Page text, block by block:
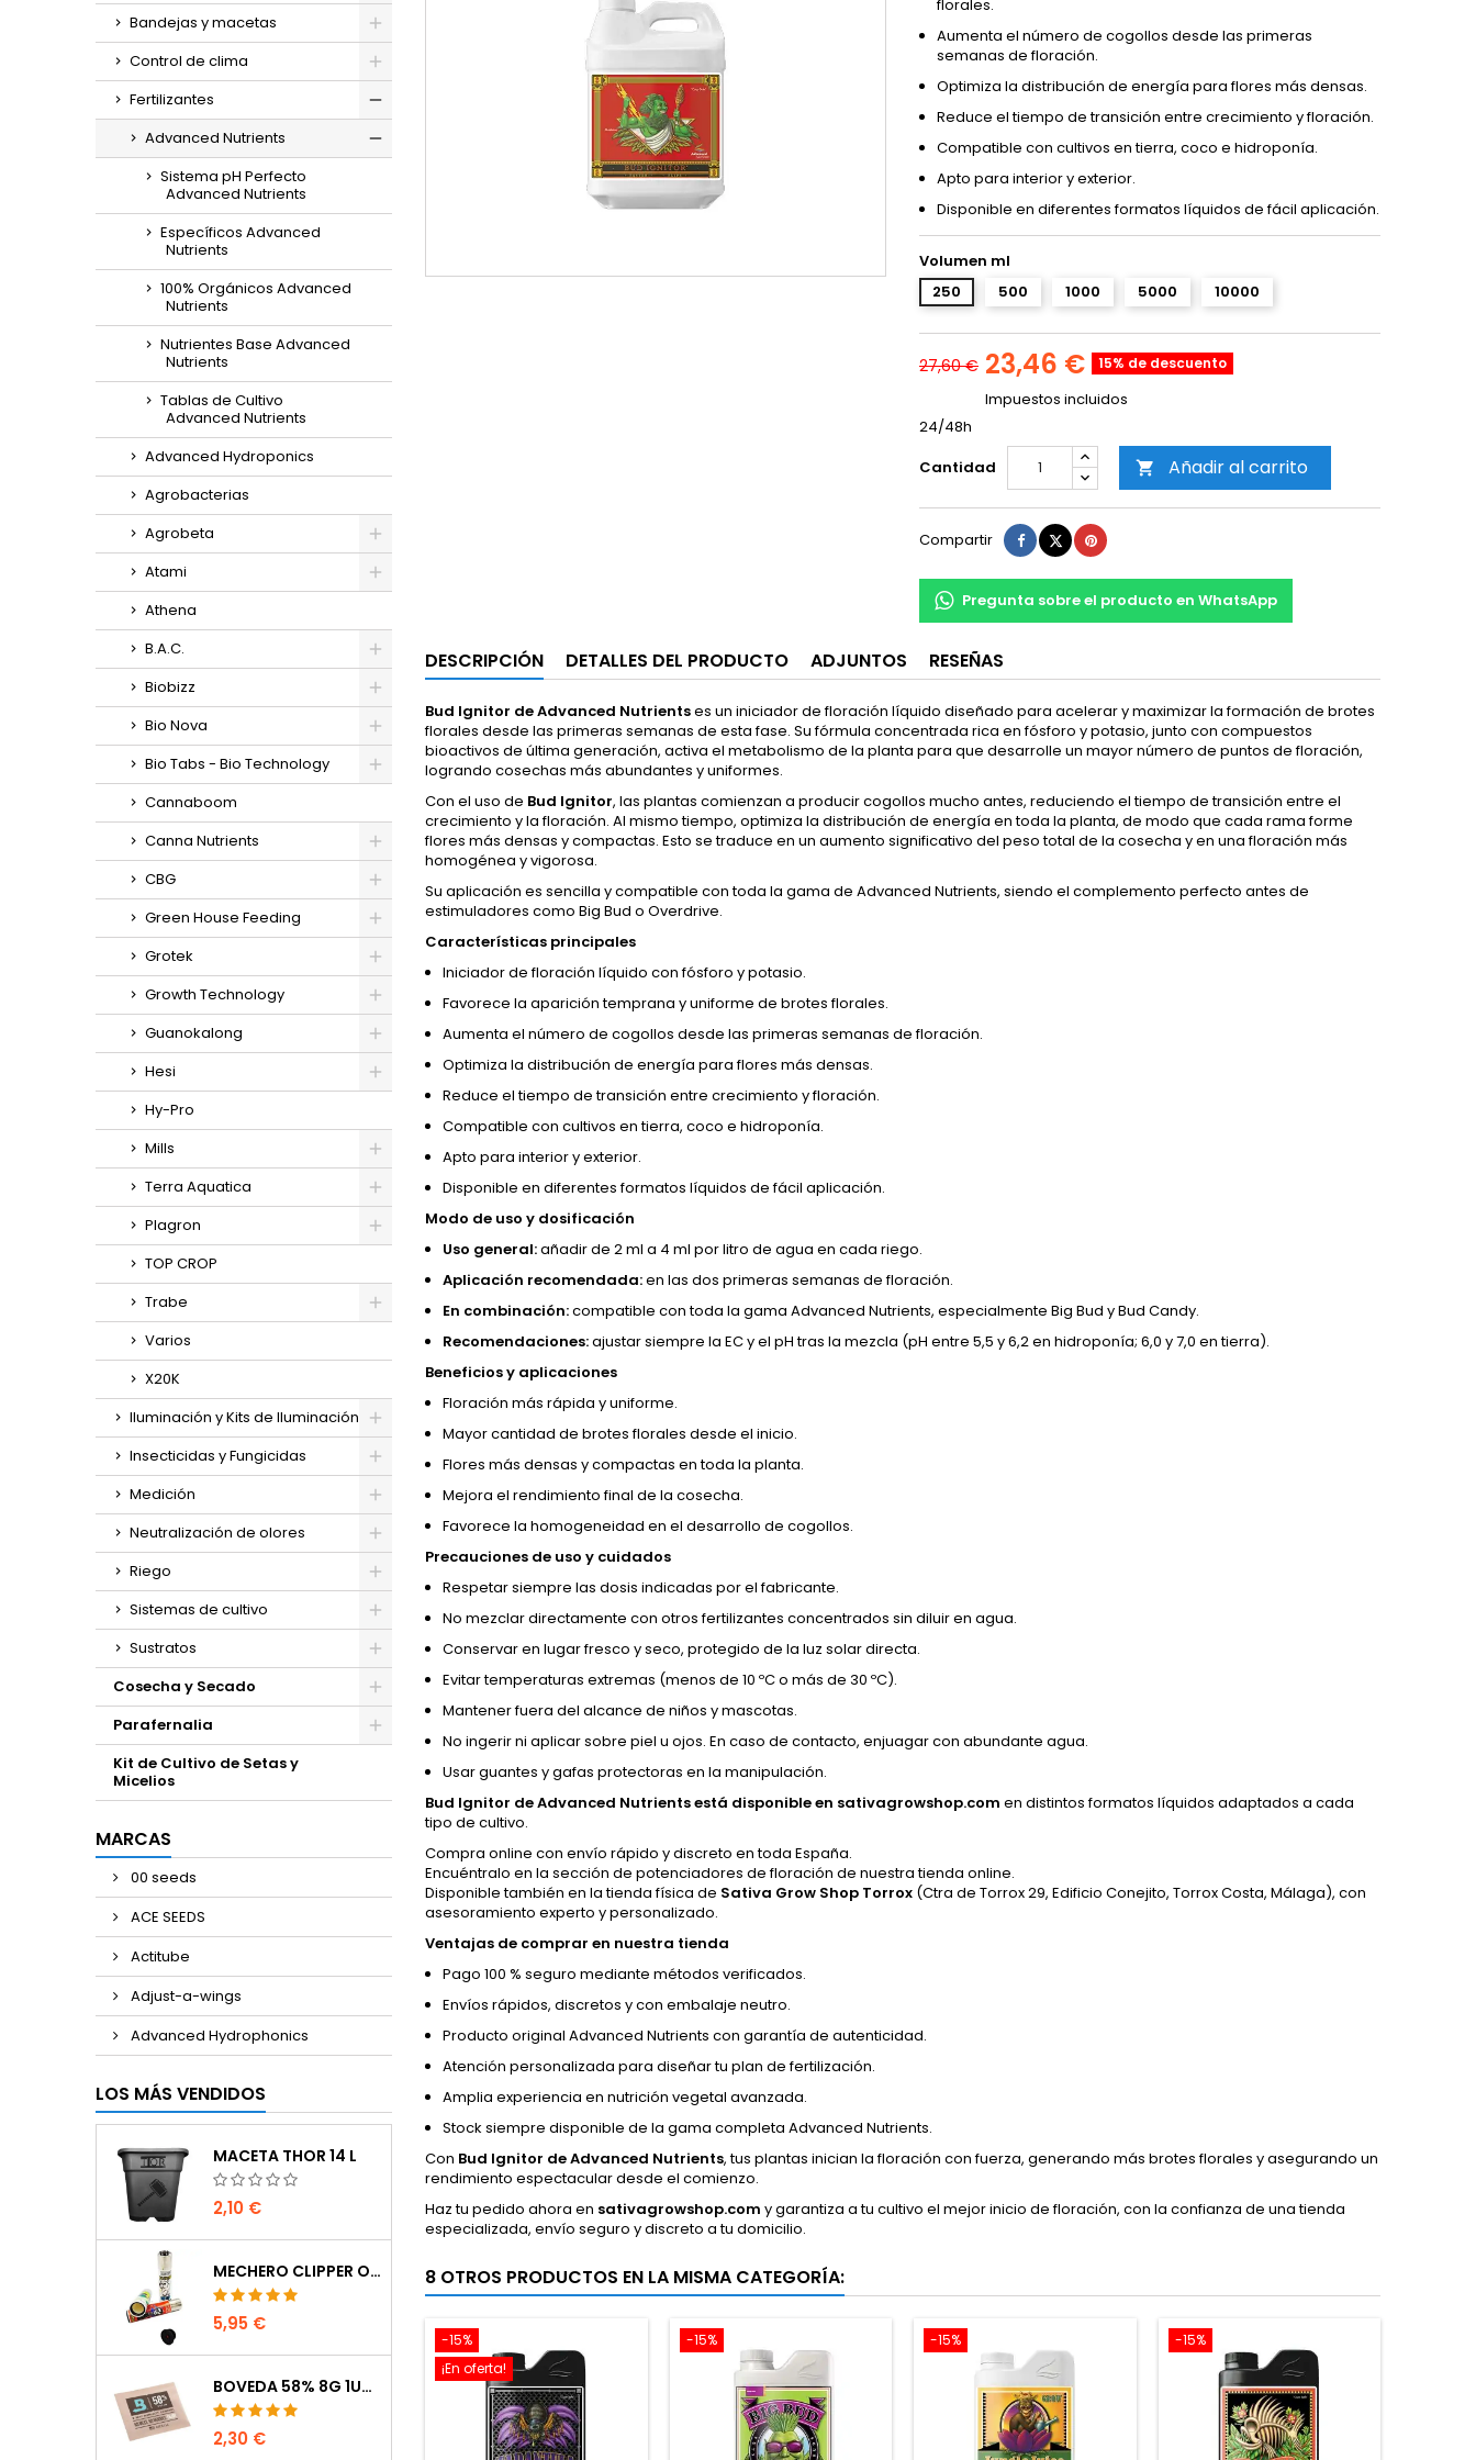
Bandejas y macetas
Control de clima
Fertilizantes
Advanced Nutrients
Sistema pH Perfecto
Advanced Nutrients
Específicos Advanced
Nutrients
100% Orgánicos Advanced
Nutrients
Nutrientes Base Advanced
Nutrients
Tablas de Cultivo
Advanced Nutrients
Advanced Hydroponics
Agrobacterias
Agrobeta
Atami
Athena
B.A.C.
Biobizz
Bio Nova
Bio Tabs - Bio Technology
Cannaboom
Canna Nutrients
CBG
Green House Feeding
Grotek
Growth Technology
Guanokalong
Hesi
Hy-Pro
Mills
Terra Aquatica
Plagron
TOP CROP
Trabe
Varios
X20K
Iluminación y Kits de Iluminación
Insecticidas y Fungicidas
Medición
Neutralización de olores
Riego
Sistemas de cultivo
Sustratos
Cosecha y Secado
Parafernalia
Kit de Cultivo de Setas y
Micelios
MARCAS
00 seeds
ACE SEEDS
Actitube
Adjust-a-wings
Advanced Hydrophonics
LOS MÁS VENDIDOS
MACETA THOR 14 L
2,10 €
MECHERO CLIPPER OCULTACIÓN
5,95 €
BOVEDA 58% 8G 1UDS
2,30 €
florales.
Aumenta el número de cogollos desde las primeras
semanas de floración.
Optimiza la distribución de energía para flores más densas.
Reduce el tiempo de transición entre crecimiento y floración.
Compatible con cultivos en tierra, coco e hidroponía.
Apto para interior y exterior.
Disponible en diferentes formatos líquidos de fácil aplicación.
Volumen ml
250
500 1000 5000 10000
27,60 € 23,46 € 15% de descuento
Impuestos incluidos
24/48h
Cantidad
 Añadir al carrito
Compartir Compartir
TuitearPinterest
Pregunta sobre el producto en WhatsApp
DESCRIPCIÓN DETALLES DEL PRODUCTO ADJUNTOS RESEÑAS
Bud Ignitor de Advanced Nutrientses un iniciador de floración líquido diseñado para acelerar y maximizar la formación de brotes
florales desde las primeras semanas de esta fase. Su fórmula concentrada rica en fósforo y potasio, junto con compuestos
bioactivos de última generación, activa el metabolismo de la planta para que desarrolle un mayor número de puntos de floración,
logrando cosechas más abundantes y uniformes.
Con el uso de Bud Ignitor, las plantas comienzan a producir cogollos mucho antes, reduciendo el tiempo de transición entre el
crecimiento y la floración. Al mismo tiempo, optimiza la distribución de energía en toda la planta, de modo que cada rama forme
flores más densas y compactas. Esto se traduce en un aumento significativo del peso total de la cosecha y en una floración más
homogénea y vigorosa.
Su aplicación es sencilla y compatible con toda la gama de Advanced Nutrients, siendo el complemento perfecto antes de
estimuladores como Big Bud o Overdrive.
Características principales
Iniciador de floración líquido con fósforo y potasio.
Favorece la aparición temprana y uniforme de brotes florales.
Aumenta el número de cogollos desde las primeras semanas de floración.
Optimiza la distribución de energía para flores más densas.
Reduce el tiempo de transición entre crecimiento y floración.
Compatible con cultivos en tierra, coco e hidroponía.
Apto para interior y exterior.
Disponible en diferentes formatos líquidos de fácil aplicación.
Modo de uso y dosificación
Uso general:añadir de 2 ml a 4 ml por litro de agua en cada riego.
Aplicación recomendada:en las dos primeras semanas de floración.
En combinación:compatible con toda la gama Advanced Nutrients, especialmente Big Bud y Bud Candy.
Recomendaciones:ajustar siempre la EC y el pH tras la mezcla (pH entre 5,5 y 6,2 en hidroponía; 6,0 y 7,0 en tierra).
Beneficios y aplicaciones
Floración más rápida y uniforme.
Mayor cantidad de brotes florales desde el inicio.
Flores más densas y compactas en toda la planta.
Mejora el rendimiento final de la cosecha.
Favorece la homogeneidad en el desarrollo de cogollos.
Precauciones de uso y cuidados
Respetar siempre las dosis indicadas por el fabricante.
No mezclar directamente con otros fertilizantes concentrados sin diluir en agua.
Conservar en lugar fresco y seco, protegido de la luz solar directa.
Evitar temperaturas extremas (menos de 10 ºC o más de 30 ºC).
Mantener fuera del alcance de niños y mascotas.
No ingerir ni aplicar sobre piel u ojos. En caso de contacto, enjuagar con abundante agua.
Usar guantes y gafas protectoras en la manipulación.
Bud Ignitor de Advanced Nutrients está disponible en sativagrowshop.com en distintos formatos líquidos adaptados a cada
tipo de cultivo.
Compra online con envío rápido y discreto en toda España.
Encuéntralo en la sección de potenciadores de floración de nuestra tienda online.
Disponible también en la tienda física de Sativa Grow Shop Torrox (Ctra de Torrox 29, Edificio Conejito, Torrox Costa, Málaga), con
asesoramiento experto y personalizado.
Ventajas de comprar en nuestra tienda
Pago 100 % seguro mediante métodos verificados.
Envíos rápidos, discretos y con embalaje neutro.
Producto original Advanced Nutrients con garantía de autenticidad.
Atención personalizada para diseñar tu plan de fertilización.
Amplia experiencia en nutrición vegetal avanzada.
Stock siempre disponible de la gama completa Advanced Nutrients.
Con Bud Ignitor de Advanced Nutrients, tus plantas inician la floración con fuerza, generando más brotes florales y asegurando un
rendimiento espectacular desde el comienzo.
Haz tu pedido ahora en sativagrowshop.com y garantiza a tu cultivo el mejor inicio de floración, con la confianza de una tienda
especializada, envío seguro y discreto a tu domicilio.
8 OTROS PRODUCTOS EN LA MISMA CATEGORÍA:
-15%
¡En oferta!
-15% -15% -15%